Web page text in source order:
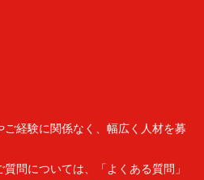
経験に関係なく、幅広く人材を募
問については、「よくある質問」